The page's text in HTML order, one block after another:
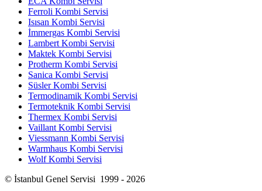
Ferroli Kombi Servisi
Isısan Kombi Servisi
İmmergas Kombi Servisi
Lambert Kombi Servisi
Maktek Kombi Servisi
Protherm Kombi Servisi
Sanica Kombi Servisi
Süsler Kombi Servisi
Termodinamik Kombi Servisi
Termoteknik Kombi Servisi
Thermex Kombi Servisi
Vaillant Kombi Servisi
Viessmann Kombi Servisi
Warmhaus Kombi Servisi
Wolf Kombi Servisi
© İstanbul Genel Servisi 1999 - 2026